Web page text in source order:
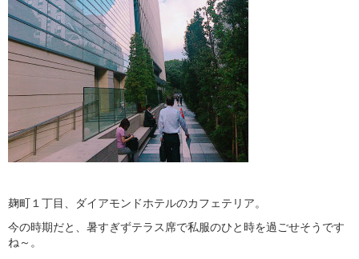
麹町１丁目、ダイアモンドホテルのカフェテリア。
今の時期だと、暑すぎずテラス席で私服のひと時を過ごせそうです
ね～。